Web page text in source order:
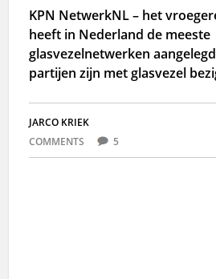
KPN NetwerkNL – het
heeft in Nederland de meeste
glasvezelnetwerken
partijen zijn met glasvezel
JARCO KRIEK
COMMENTS
5